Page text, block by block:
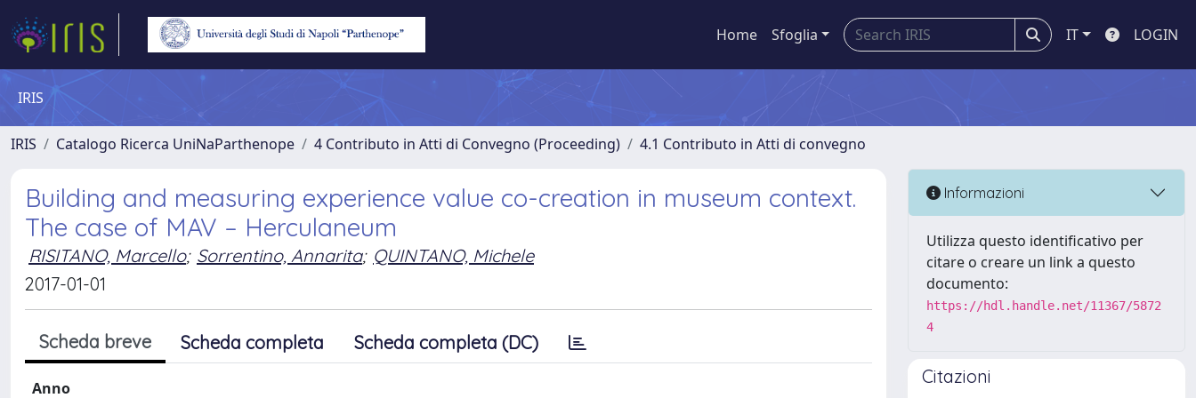
Home Sfoglia IT LOGIN
IRIS
IRIS Catalogo Ricerca UniNaParthenope 4 Contributo in Atti di Convegno (Proceeding) 4.1 Contributo in Atti di convegno
Building and measuring experience value co-creation in museum context.
The case of MAV – Herculaneum
RISITANO, Marcello; Sorrentino, Annarita; QUINTANO, Michele
2017-01-01
Scheda breve Scheda completa Scheda completa (DC)
Anno
Informazioni
Utilizza questo identificativo per
citare o creare un link a questo
documento:
https://hdl.handle.net/11367/5872
4
Citazioni